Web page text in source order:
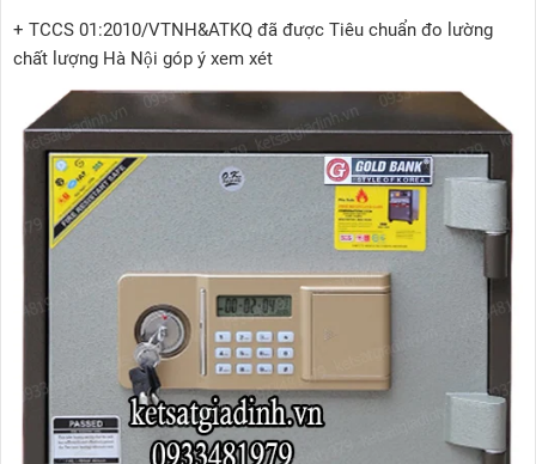
+ TCCS 01:2010/VTNH&ATKQ đã được Tiêu chuẩn đo lường
chất lượng Hà Nội góp ý xem xét